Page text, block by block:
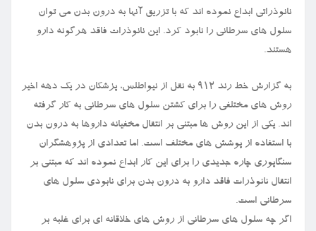
نانوذراتی ابداع نموده اند که با تزریق آنها به درون بدن می توان
سلول های سرطانی را نابود کرد. این نانوذرات فاقد هرگونه دارو
هستند.
به گزارش خط رند ۹۱۲ به نقل از نیواطلس، پزشکان در یک دهه اخیر
روش های مختلفی را برای کشتن سلول های سرطانی به کار گرفته
اند. یکی از این روش ها مبتنی بر انتقال مخفیانه داروها به درون بدن
با استفاده از پوشش های مختلف است. اما تعدادی از پژوهشگران
سنگاپوری چاره جدیدی را برای این کار ابداع نموده اند که مبتنی بر
انتقال نانوذرات فاقد دارو به درون بدن برای نابودی سلول های
سرطانی است.
اگر چه سلول های سرطانی از روش های خلاقانه ای برای غلبه بر